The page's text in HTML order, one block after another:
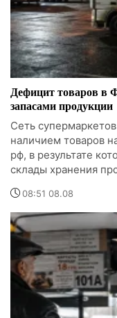
Дефицит товаров в
запасами продукции
Сеть
наличием товаров
рф, в результате
склады хранения
08:51 08.08